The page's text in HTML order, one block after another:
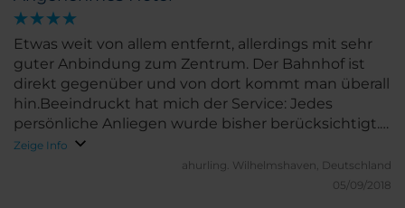
Jedoch gibt es Verbesserungsbedarf: - In der
Dusche lagen Haare von der Person, die vor mir das
Zimmer hatte. Daher 2 Sterne Abzug für die
Sauberkeit, der Rest war alles in Ordnung. - Das
Frühstück finde ich zu teuer für das, was geboten
wird (und der Kaffee war für mich persönlich
ungenießbar). Daher auch hier 2 Sterne Abzug.
Trotz dieser zwei negativen Punkte war ich
Etwas weit von allem entfernt, allerdings mit sehr
guter Anbindung zum Zentrum. Der Bahnhof ist
direkt gegenüber und von dort kommt man überall
hin.Beeindruckt hat mich der Service: Jedes
persönliche Anliegen wurde bisher berücksichtigt.
Allerdings ist es mir ein Rätsel, warum es auf den
Zimmern keine Klobürsten gibt?!
Zeige Info
ahurling. Wilhelmshaven, Deutschland
05/09/2018